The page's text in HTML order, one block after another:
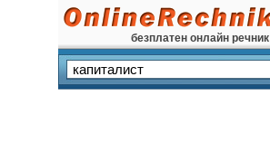
безплатен онлайн речник